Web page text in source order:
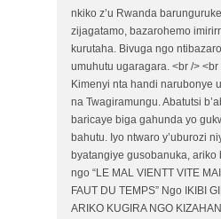
nkiko z’u Rwanda
zijagatamo, bazarohemo
kurutaha. Bivuga ngo
umuhutu ugaragara. <br />
Kimenyi nta handi narubonye
na Twagiramungu. Abatutsi
baricaye biga gahunda yo
bahutu. Iyo ntwaro y’uburozi
byatangiye gusobanuka,
ngo “LE MAL VIENTT VITE
FAUT DU TEMPS” Ngo IKIBI
ARIKO KUGIRA NGO